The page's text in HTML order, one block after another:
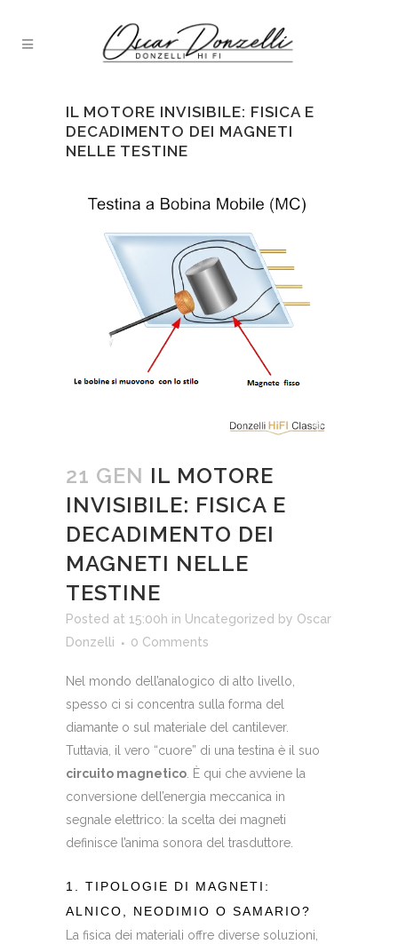
IL MOTORE INVISIBILE: FISICA E
DECADIMENTO DEI MAGNETI
NELLE TESTINE
21 GEN IL MOTORE
INVISIBILE: FISICA E
DECADIMENTO DEI
MAGNETI NELLE
TESTINE
Posted at 15:00h in Uncategorized by Oscar
Donzelli
0 Comments
Nel mondo dell’analogico di alto livello,
spesso ci si concentra sulla forma del
diamante o sul materiale del cantilever.
Tuttavia, il vero “cuore” di una testina è il suo
circuito magnetico . È qui che avviene la
conversione dell’energia meccanica in
segnale elettrico: la scelta dei magneti
definisce l’anima sonora del trasduttore.
1. TIPOLOGIE DI MAGNETI:
ALNICO, NEODIMIO O SAMARIO?
La fisica dei materiali offre diverse soluzioni,